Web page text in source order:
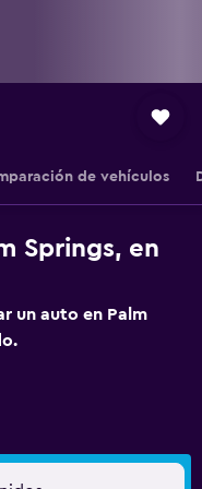
de vehículos
Springs, en
un auto en Palm